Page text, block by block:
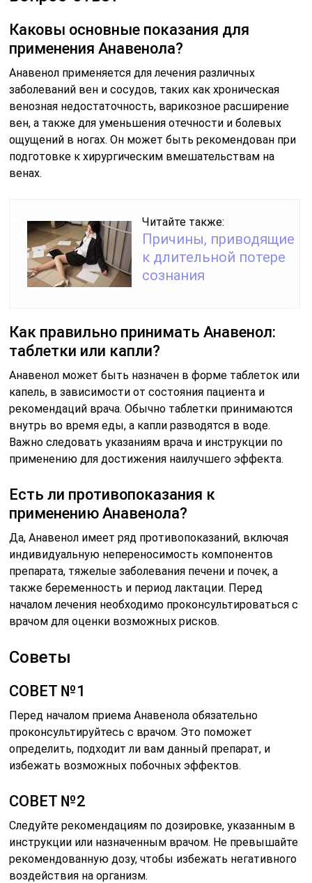
Каковы основные показания для
применения Анавенола?
Анавенол применяется для лечения различных
заболеваний вен и сосудов, таких как хроническая
венозная недостаточность, варикозное расширение
вен, а также для уменьшения отечности и болевых
ощущений в ногах. Он может быть рекомендован при
подготовке к хирургическим вмешательствам на
венах.
Читайте также:
Причины, приводящие
к длительной потере
сознания
Как правильно принимать Анавенол:
таблетки или капли?
Анавенол может быть назначен в форме таблеток или
капель, в зависимости от состояния пациента и
рекомендаций врача. Обычно таблетки принимаются
внутрь во время еды, а капли разводятся в воде.
Важно следовать указаниям врача и инструкции по
применению для достижения наилучшего эффекта.
Есть ли противопоказания к
применению Анавенола?
Да, Анавенол имеет ряд противопоказаний, включая
индивидуальную непереносимость компонентов
препарата, тяжелые заболевания печени и почек, а
также беременность и период лактации. Перед
началом лечения необходимо проконсультироваться с
врачом для оценки возможных рисков.
Советы
СОВЕТ №1
Перед началом приема Анавенола обязательно
проконсультируйтесь с врачом. Это поможет
определить, подходит ли вам данный препарат, и
избежать возможных побочных эффектов.
СОВЕТ №2
Следуйте рекомендациям по дозировке, указанным в
инструкции или назначенным врачом. Не превышайте
рекомендованную дозу, чтобы избежать негативного
воздействия на организм.